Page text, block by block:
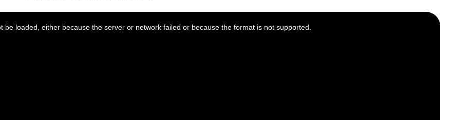
be loaded, either because the server or network failed or because the format is not supported.